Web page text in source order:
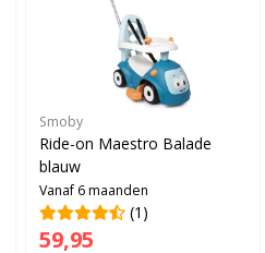
Smoby
Ride-on Maestro Balade
blauw
Vanaf 6 maanden
(1)
59,95